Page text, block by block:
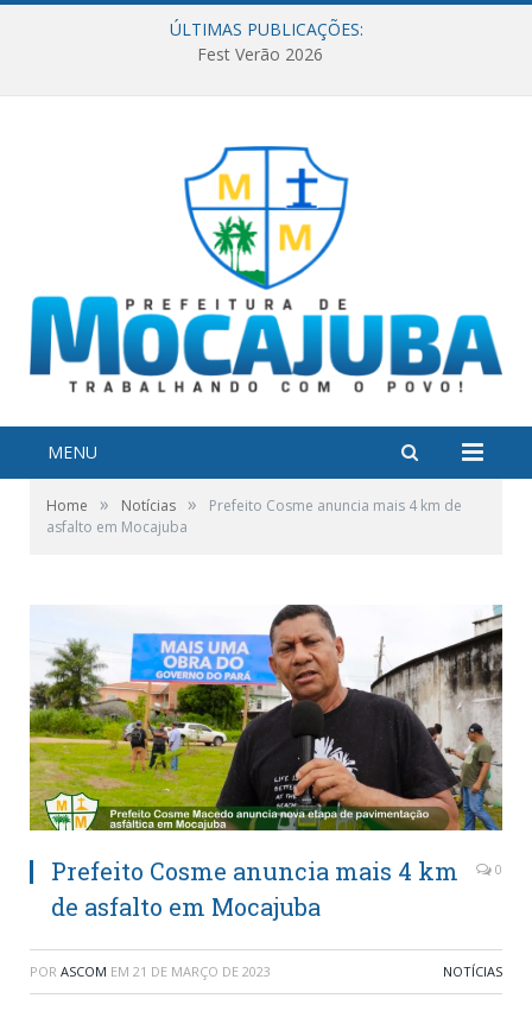
ÚLTIMAS PUBLICAÇÕES:
Fest Verão 2026
MENU
Home » Notícias »
Prefeito Cosme anuncia mais 4 km de
asfalto em Mocajuba
Prefeito Cosme anuncia mais 4 km
de asfalto em Mocajuba
0
POR ASCOM EM 21 DE MARÇO DE 2023 NOTÍCIAS